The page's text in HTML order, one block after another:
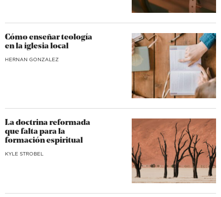
Cómo enseñar teología
en la iglesia local
HERNAN GONZALEZ
La doctrina reformada
que falta para la
formación espiritual
KYLE STROBEL